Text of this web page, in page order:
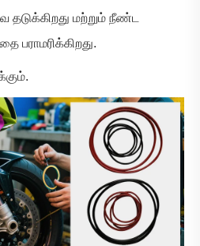
தடுக்கிறது மற்றும் நீண்ட
பராமரிக்கிறது.